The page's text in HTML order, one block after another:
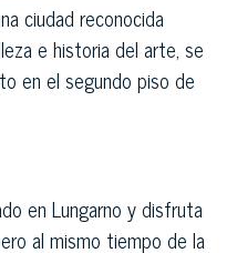
ciudad reconocida
e historia del arte, se
en el segundo piso de
en Lungarno y disfruta
al mismo tiempo de la